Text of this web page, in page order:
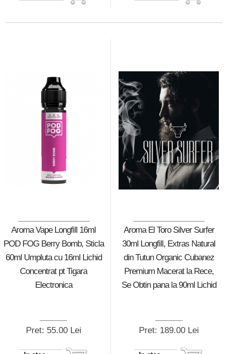
Aroma Vape Longfill 16ml
POD FOG Berry Bomb, Sticla
60ml Umpluta cu 16ml Lichid
Concentrat pt Tigara
Electronica
Pret: 55.00 Lei
Aroma El Toro Silver Surfer
30ml Longfill, Extras Natural
din Tutun Organic Cubanez
Premium Macerat la Rece,
Se Obtin pana la 90ml Lichid
Pret: 189.00 Lei